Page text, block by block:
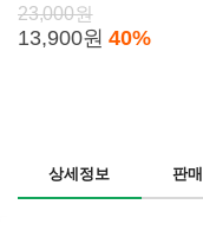
23,000원
13,900원 40%
상세정보 판